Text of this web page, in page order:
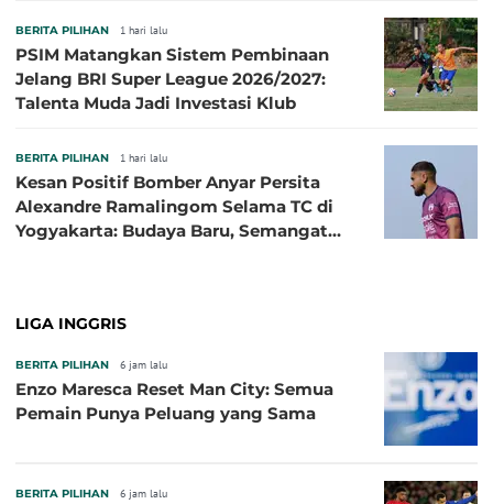
BERITA PILIHAN 1 hari lalu
PSIM Matangkan Sistem Pembinaan
Jelang BRI Super League 2026/2027:
Talenta Muda Jadi Investasi Klub
BERITA PILIHAN 1 hari lalu
Kesan Positif Bomber Anyar Persita
Alexandre Ramalingom Selama TC di
Yogyakarta: Budaya Baru, Semangat
LIGA INGGRIS
BERITA PILIHAN 6 jam lalu
Enzo Maresca Reset Man City: Semua
Pemain Punya Peluang yang Sama
BERITA PILIHAN 6 jam lalu